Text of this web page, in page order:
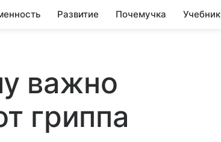
Развитие Почемучка Учебник
важно
гриппа